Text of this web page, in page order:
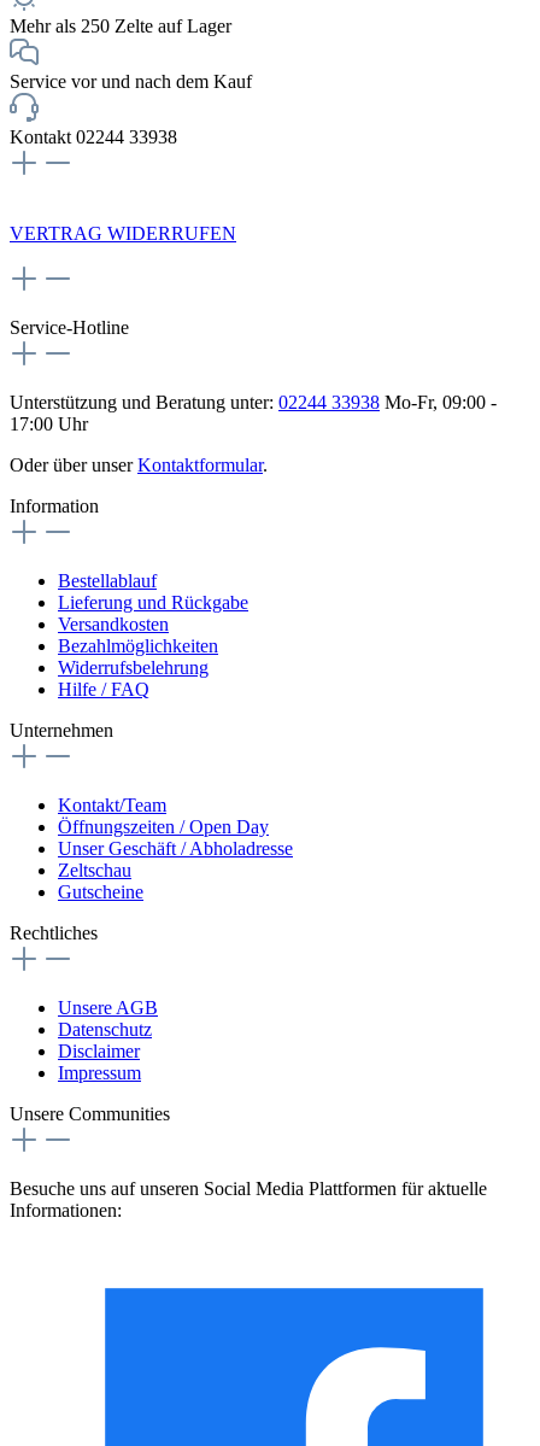
Mehr als 250 Zelte auf Lager
Service vor und nach dem Kauf
Kontakt 02244 33938
VERTRAG WIDERRUFEN
Service-Hotline
Unterstützung und Beratung unter: 02244 33938 Mo-Fr, 09:00 -
17:00 Uhr
Oder über unserKontaktformular.
Information
Bestellablauf
Lieferung und Rückgabe
Versandkosten
Bezahlmöglichkeiten
Widerrufsbelehrung
Hilfe / FAQ
Unternehmen
Kontakt/Team
Öffnungszeiten / Open Day
Unser Geschäft / Abholadresse
Zeltschau
Gutscheine
Rechtliches
Unsere AGB
Datenschutz
Disclaimer
Impressum
Unsere Communities
Besuche uns auf unseren Social Media Plattformen für aktuelle
Informationen: